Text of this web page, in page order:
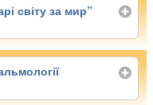
світу за мир”